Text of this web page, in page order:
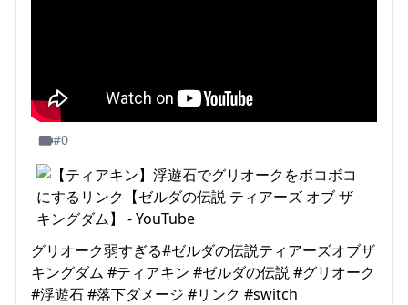
#0
グリオーク弱すぎる#ゼルダの伝説ティアーズオブザ
キングダム #ティアキン #ゼルダの伝説 #グリオーク
#浮遊石 #落下ダメージ #リンク #switch